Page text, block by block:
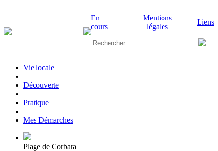
En
cours
|
Mentions
légales
| Liens
Vie locale
|Découverte
|Pratique
|Mes Démarches
Plage de Corbara